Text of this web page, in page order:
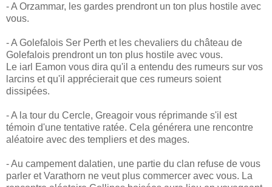
- A Orzammar, les gardes prendront un ton plus hostile avec
vous.
- A Golefalois Ser Perth et les chevaliers du château de
Golefalois prendront un ton plus hostile avec vous.
Le iarl Eamon vous dira qu'il a entendu des rumeurs sur vos
larcins et qu'il apprécierait que ces rumeurs soient
dissipées.
- A la tour du Cercle, Greagoir vous réprimande s'il est
témoin d'une tentative ratée. Cela générera une rencontre
aléatoire avec des templiers et des mages.
- Au campement dalatien, une partie du clan refuse de vous
parler et Varathorn ne veut plus commercer avec vous. La